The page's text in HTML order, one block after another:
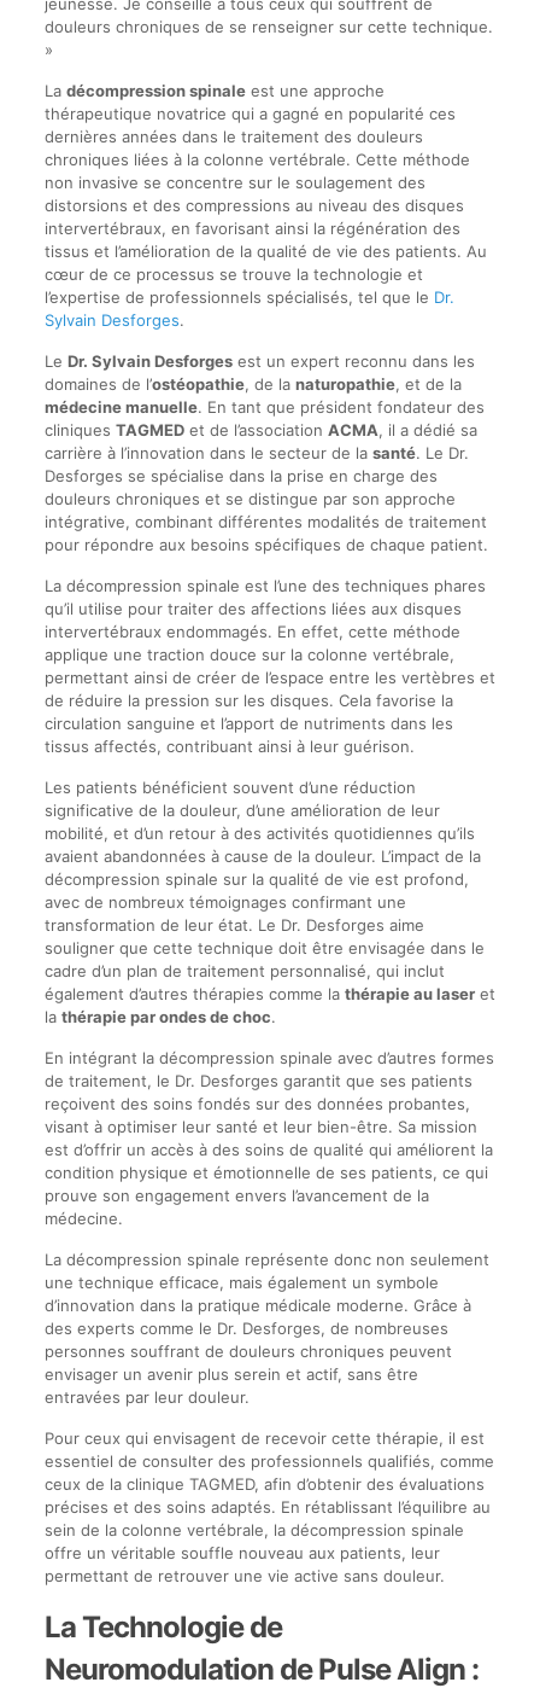
douleurs chroniques de se renseigner sur cette technique.
»
La décompression spinaleest une approche
thérapeutique novatrice qui a gagné en popularité ces
dernières années dans le traitement des douleurs
chroniques liées à la colonne vertébrale. Cette méthode
non invasive se concentre sur le soulagement des
distorsions et des compressions au niveau des disques
intervertébraux, en favorisant ainsi la régénération des
tissus et l’amélioration de la qualité de vie des patients. Au
cœur de ce processus se trouve la technologie et
l’expertise de professionnels spécialisés, tel que le Dr.
Sylvain Desforges.
Le Dr. Sylvain Desforgesest un expert reconnu dans les
domaines de l’ostéopathie, de la naturopathie, et de la
médecine manuelle. En tant que président fondateur des
cliniques TAGMEDet de l’association ACMA, il a dédié sa
carrière à l’innovation dans le secteur de la santé. Le Dr.
Desforges se spécialise dans la prise en charge des
douleurs chroniques et se distingue par son approche
intégrative, combinant différentes modalités de traitement
pour répondre aux besoins spécifiques de chaque patient.
La décompression spinale est l’une des techniques phares
qu’il utilise pour traiter des affections liées aux disques
intervertébraux endommagés. En effet, cette méthode
applique une traction douce sur la colonne vertébrale,
permettant ainsi de créer de l’espace entre les vertèbres et
de réduire la pression sur les disques. Cela favorise la
circulation sanguine et l’apport de nutriments dans les
tissus affectés, contribuant ainsi à leur guérison.
Les patients bénéficient souvent d’une réduction
significative de la douleur, d’une amélioration de leur
mobilité, et d’un retour à des activités quotidiennes qu’ils
avaient abandonnées à cause de la douleur. L’impact de la
décompression spinale sur la qualité de vie est profond,
avec de nombreux témoignages confirmant une
transformation de leur état. Le Dr. Desforges aime
souligner que cette technique doit être envisagée dans le
cadre d’un plan de traitement personnalisé, qui inclut
également d’autres thérapies comme la thérapie au laseret
la thérapie par ondes de choc.
En intégrant la décompression spinale avec d’autres formes
de traitement, le Dr. Desforges garantit que ses patients
reçoivent des soins fondés sur des données probantes,
visant à optimiser leur santé et leur bien-être. Sa mission
est d’offrir un accès à des soins de qualité qui améliorent la
condition physique et émotionnelle de ses patients, ce qui
prouve son engagement envers l’avancement de la
médecine.
La décompression spinale représente donc non seulement
une technique efficace, mais également un symbole
d’innovation dans la pratique médicale moderne. Grâce à
des experts comme le Dr. Desforges, de nombreuses
personnes souffrant de douleurs chroniques peuvent
envisager un avenir plus serein et actif, sans être
entravées par leur douleur.
Pour ceux qui envisagent de recevoir cette thérapie, il est
essentiel de consulter des professionnels qualifiés, comme
ceux de la clinique TAGMED, afin d’obtenir des évaluations
précises et des soins adaptés. En rétablissant l’équilibre au
sein de la colonne vertébrale, la décompression spinale
offre un véritable souffle nouveau aux patients, leur
permettant de retrouver une vie active sans douleur.
La Technologie de
Neuromodulation de Pulse Align :